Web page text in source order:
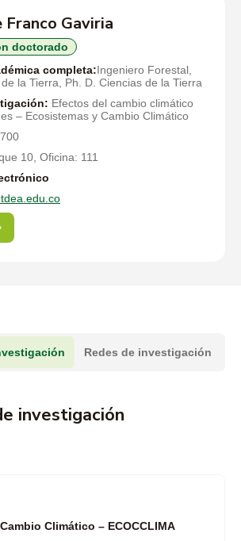
Franco Gaviria
doctorado
completa:Ingeniero Forestal,
la Tierra, Ph. D. Ciencias de la Tierra
Efectos del cambio climático
– Ecosistemas y Cambio Climático
10, Oficina: 111
Redes de investigación
investigación
Climático – ECOCCLIMA